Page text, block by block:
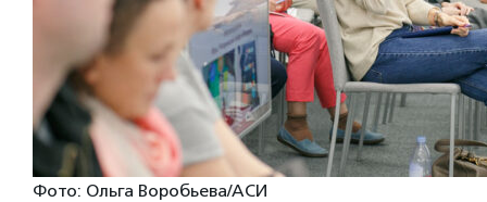
Фото: Ольга Воробьева/АСИ